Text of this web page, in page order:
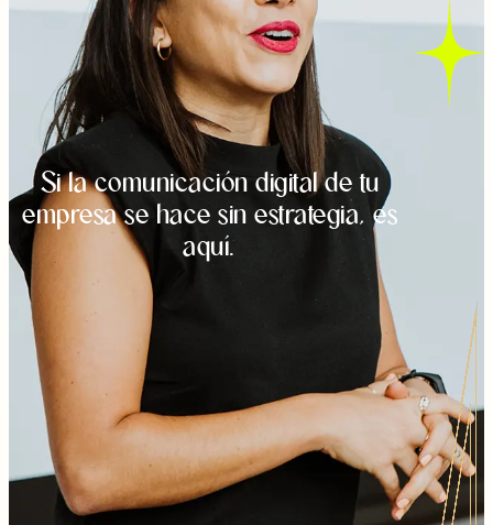
Si la comunicación digital de tu
empresa se hace sin estrategia, es
aquí.